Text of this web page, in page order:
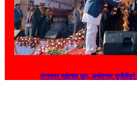
रत्ननगर महोत्सव सुरु, अर्थतन्त्र